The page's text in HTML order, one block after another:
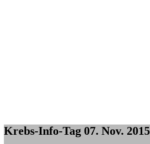
Krebs-Info-Tag 07. Nov. 2015